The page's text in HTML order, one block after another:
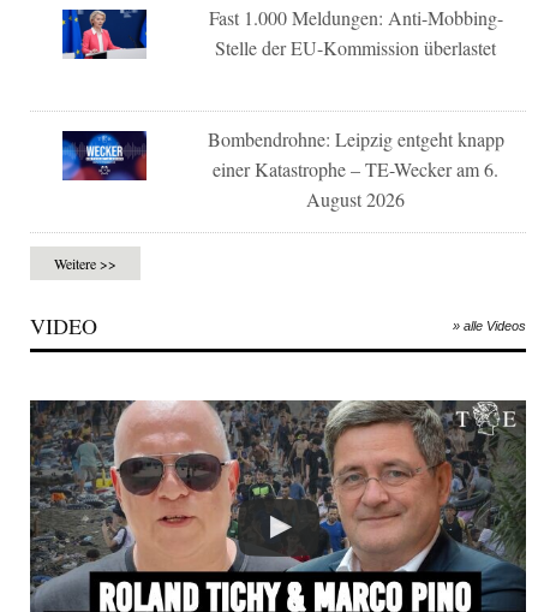
Fast 1.000 Meldungen: Anti-Mobbing-
Stelle der EU-Kommission überlastet
Bombendrohne: Leipzig entgeht knapp
einer Katastrophe – TE-Wecker am 6.
August 2026
Weitere >>
VIDEO » alle Videos